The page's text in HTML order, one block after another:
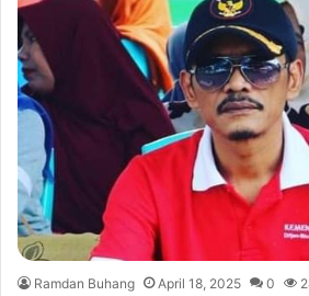
Ramdan Buhang April 18, 2025 0